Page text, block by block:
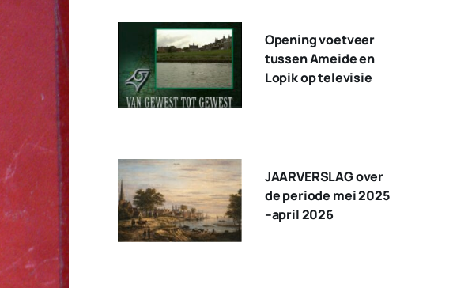
Opening voetveer
tussen Ameide en
Lopik op televisie
JAARVERSLAG over
de periode mei 2025
–april 2026